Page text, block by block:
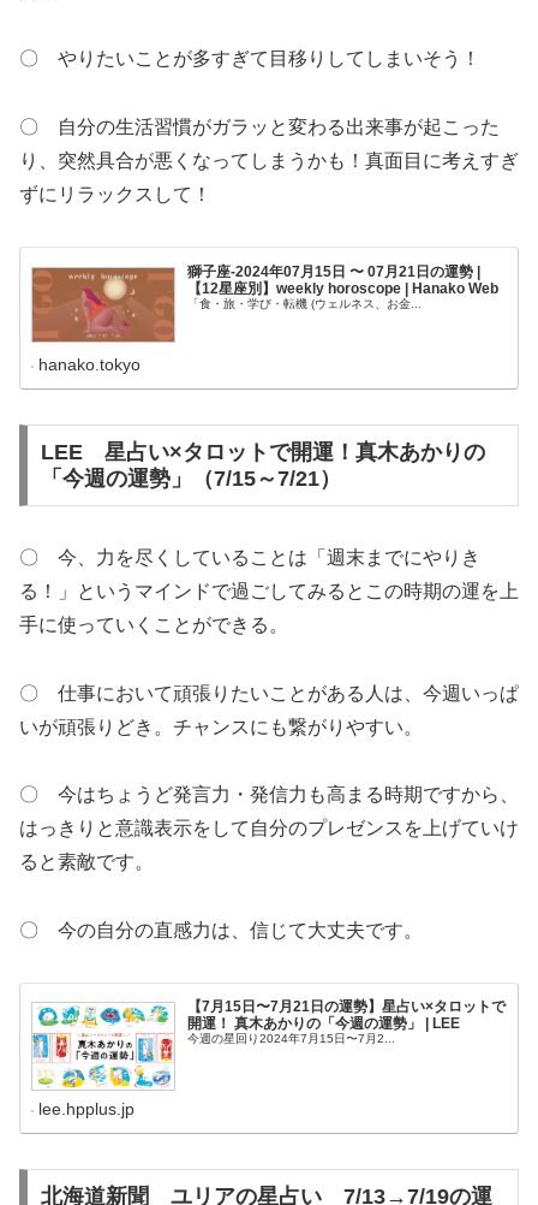
〇 やりたいことが多すぎて目移りしてしまいそう！
〇 自分の生活習慣がガラッと変わる出来事が起こった
り、突然具合が悪くなってしまうかも！真面目に考えすぎ
ずにリラックスして！
獅子座-2024年07月15日 〜 07月21日の運勢 |
【12星座別】weekly horoscope | Hanako Web
「食・旅・学び・転機 (ウェルネス、お金...
hanako.tokyo
LEE 星占い×タロットで開運！真木あかりの
「今週の運勢」（7/15～7/21）
〇 今、力を尽くしていることは「週末までにやりき
る！」というマインドで過ごしてみるとこの時期の運を上
手に使っていくことができる。
〇 仕事において頑張りたいことがある人は、今週いっぱ
いが頑張りどき。チャンスにも繋がりやすい。
〇 今はちょうど発言力・発信力も高まる時期ですから、
はっきりと意識表示をして自分のプレゼンスを上げていけ
ると素敵です。
〇 今の自分の直感力は、信じて大丈夫です。
【7月15日〜7月21日の運勢】星占い×タロットで
開運！ 真木あかりの「今週の運勢」 | LEE
今週の星回り2024年7月15日〜7月2...
lee.hpplus.jp
北海道新聞 ユリアの星占い 7/13→7/19の運